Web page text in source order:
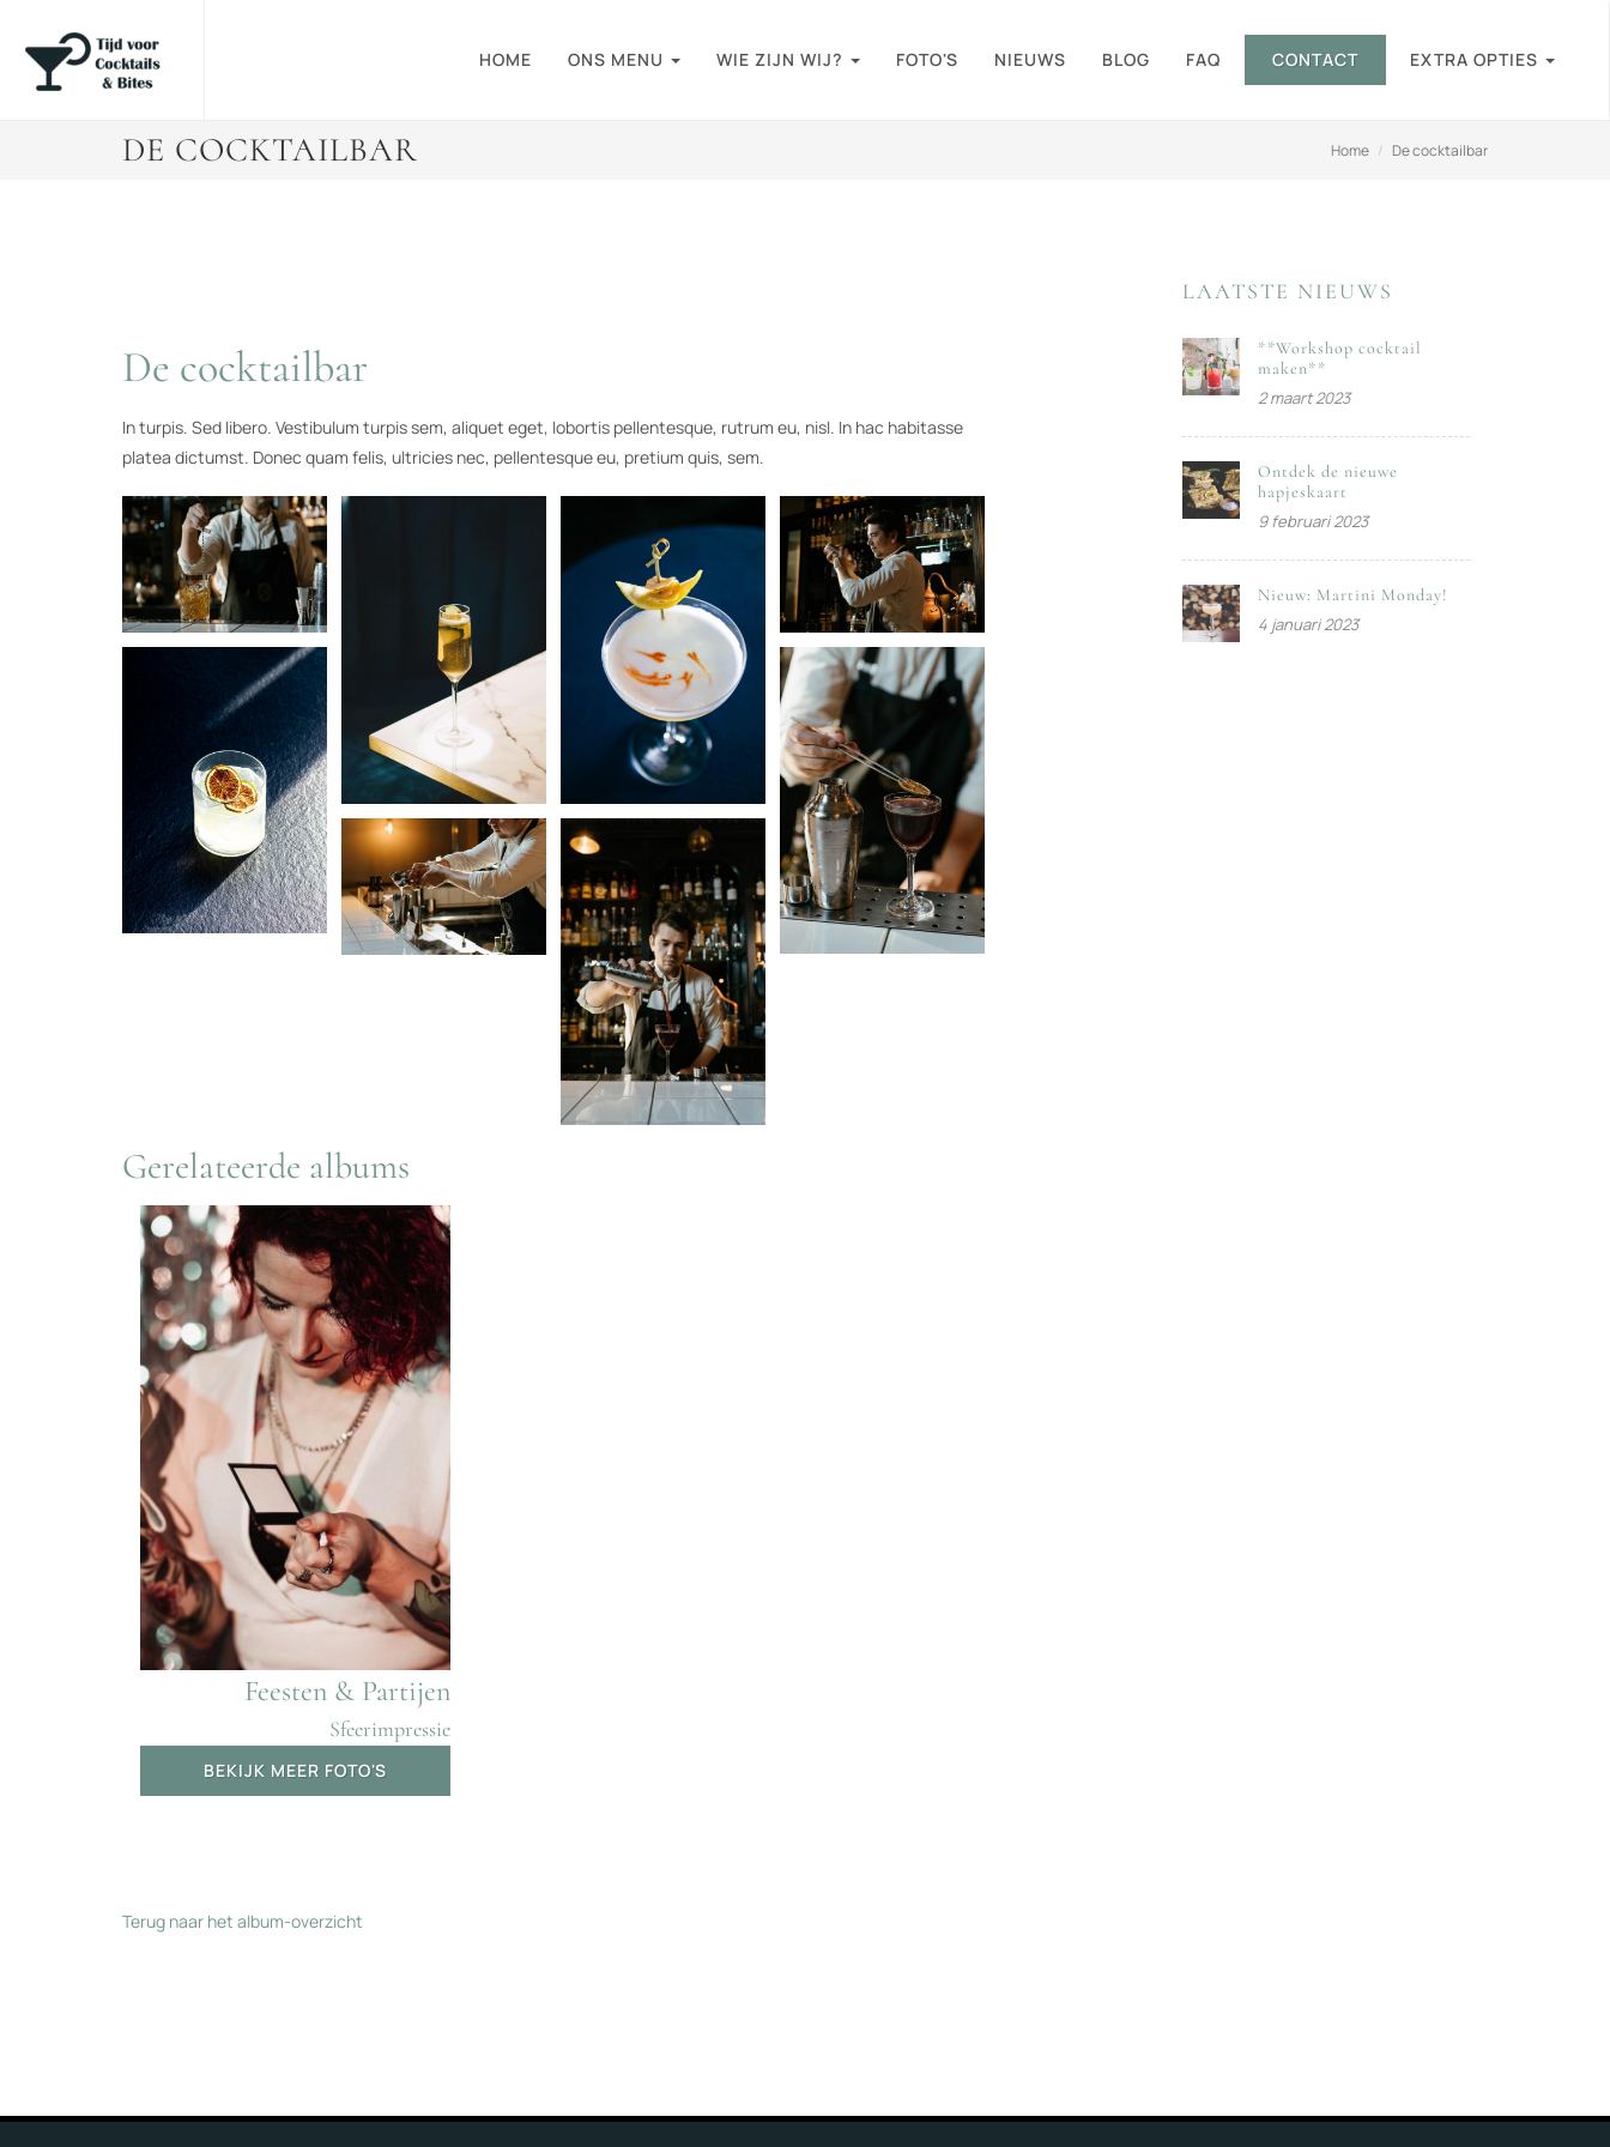
HOME ONS MENU WIE ZIJN WIJ? FOTO'S NIEUWS BLOG FAQ CONTACT EXTRA OPTIES
DE COCKTAILBAR Home De cocktailbar
De cocktailbar
In turpis. Sed libero. Vestibulum turpis sem, aliquet eget, lobortis pellentesque, rutrum eu, nisl. In hac habitasse
platea dictumst. Donec quam felis, ultricies nec, pellentesque eu, pretium quis, sem.
Gerelateerde albums
Feesten & Partijen
Sfeerimpressie
BEKIJK MEER FOTO'S
Terug naar het album-overzicht
LAATSTE NIEUWS
**Workshop cocktail
maken**
2 maart 2023
Ontdek de nieuwe
hapjeskaart
9 februari 2023
Nieuw: Martini Monday!
4 januari 2023